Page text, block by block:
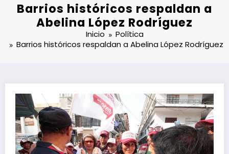
Barrios históricos respaldan a
Abelina López Rodríguez
Inicio
Política
Barrios históricos respaldan a Abelina López Rodríguez